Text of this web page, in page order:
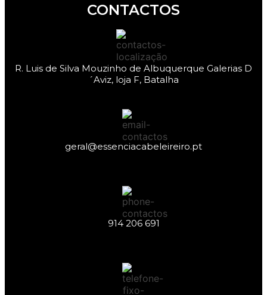
CONTACTOS
R. Luis de Silva Mouzinho de Albuquerque Galerias D
´Aviz, loja F, Batalha
geral@essenciacabeleireiro.pt
914 206 691